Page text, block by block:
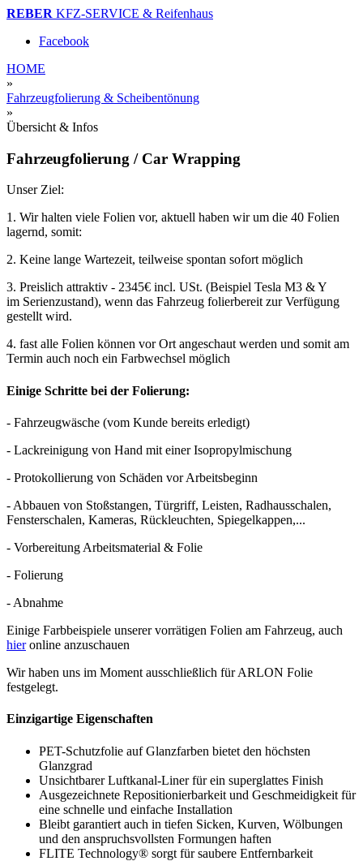
REBER KFZ-SERVICE & Reifenhaus
Facebook
HOME
»
Fahrzeugfolierung & Scheibentönung
»
Übersicht & Infos
Fahrzeugfolierung / Car Wrapping
Unser Ziel:
1. Wir halten viele Folien vor, aktuell haben wir um die 40 Folien
lagernd, somit:
2. Keine lange Wartezeit, teilweise spontan sofort möglich
3. Preislich attraktiv - 2345€ incl. USt. (Beispiel Tesla M3 & Y
im Serienzustand), wenn das Fahrzeug folierbereit zur Verfügung
gestellt wird.
4. fast alle Folien können vor Ort angeschaut werden und somit am
Termin auch noch ein Farbwechsel möglich
Einige Schritte bei der Folierung:
- Fahrzeugwäsche (vom Kunde bereits erledigt)
- Lackreinigung von Hand mit einer Isopropylmischung
- Protokollierung von Schäden vor Arbeitsbeginn
- Abbauen von Stoßstangen, Türgriff, Leisten, Radhausschalen,
Fensterschalen, Kameras, Rückleuchten, Spiegelkappen,...
- Vorbereitung Arbeitsmaterial & Folie
- Folierung
- Abnahme
Einige Farbbeispiele unserer vorrätigen Folien am Fahrzeug, auch
hieronline anzuschauen
Wir haben uns im Moment ausschließlich für ARLON Folie
festgelegt.
Einzigartige Eigenschaften
PET-Schutzfolie auf Glanzfarben bietet den höchsten
Glanzgrad
Unsichtbarer Luftkanal-Liner für ein superglattes Finish
Ausgezeichnete Repositionierbarkeit und Geschmeidigkeit für
eine schnelle und einfache Installation
Bleibt garantiert auch in tiefen Sicken, Kurven, Wölbungen
und den anspruchsvollsten Formungen haften
FLITE Technology® sorgt für saubere Entfernbarkeit